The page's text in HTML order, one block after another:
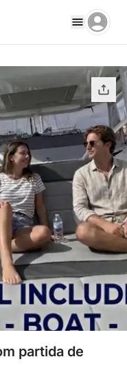
partida de